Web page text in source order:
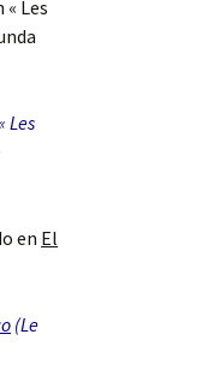
Les
Les
en El
(Le